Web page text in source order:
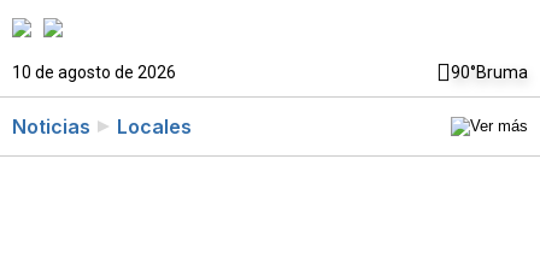
10 de agosto de 2026 90°Bruma
Noticias Locales